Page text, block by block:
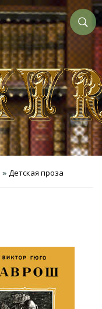
» Детская проза